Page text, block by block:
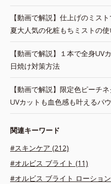
【動画で解説】仕上げのミス
夏大人気の化粧もちミストの
【動画で解説】１本で全身UV
日焼け対策方法
【動画で解説】限定色ピーチ
UVカットも血色感も叶えるパ
関連キーワード
#スキンケア (212)
#オルビス ブライト (11)
#オルビス ブライト ローショ